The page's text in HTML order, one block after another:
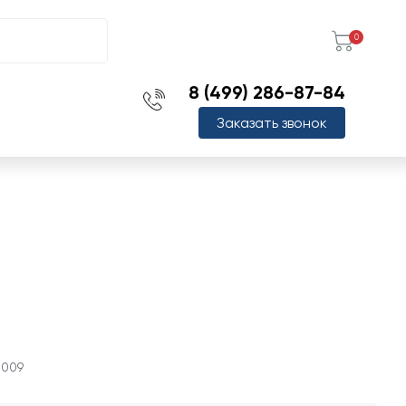
0
8 (499) 286-87-84
Заказать звонок